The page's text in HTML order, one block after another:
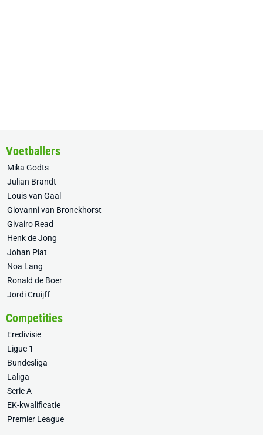
Voetballers
Mika Godts
Julian Brandt
Louis van Gaal
Giovanni van Bronckhorst
Givairo Read
Henk de Jong
Johan Plat
Noa Lang
Ronald de Boer
Jordi Cruijff
Competities
Eredivisie
Ligue 1
Bundesliga
Laliga
Serie A
EK-kwalificatie
Premier League